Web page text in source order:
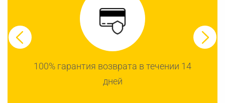
100% гарантия возврата в течении 14
дней